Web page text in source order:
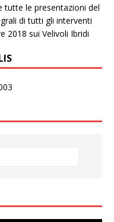
tutte le presentazioni del
di tutti gli interventi
2018 sui Velivoli Ibridi